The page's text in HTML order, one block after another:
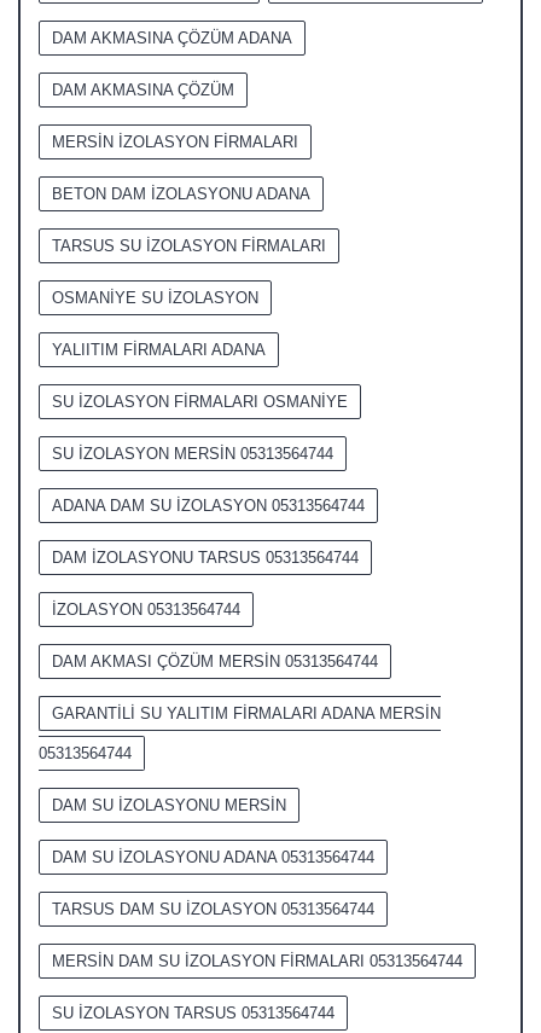
DAM AKMASINA ÇÖZÜM ADANA
DAM AKMASINA ÇÖZÜM
MERSİN İZOLASYON FİRMALARI
BETON DAM İZOLASYONU ADANA
TARSUS SU İZOLASYON FİRMALARI
OSMANİYE SU İZOLASYON
YALIITIM FİRMALARI ADANA
SU İZOLASYON FİRMALARI OSMANİYE
SU İZOLASYON MERSİN 05313564744
ADANA DAM SU İZOLASYON 05313564744
DAM İZOLASYONU TARSUS 05313564744
İZOLASYON 05313564744
DAM AKMASI ÇÖZÜM MERSİN 05313564744
GARANTİLİ SU YALITIM FİRMALARI ADANA MERSİN
05313564744
DAM SU İZOLASYONU MERSİN
DAM SU İZOLASYONU ADANA 05313564744
TARSUS DAM SU İZOLASYON 05313564744
MERSİN DAM SU İZOLASYON FİRMALARI 05313564744
SU İZOLASYON TARSUS 05313564744